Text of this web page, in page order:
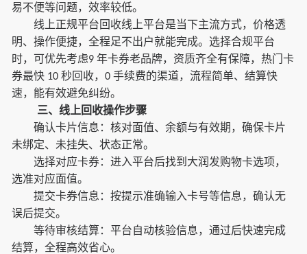
易不便等问题，效率较低。
线上正规平台回收线上平台是当下主流方式，价格透
明、操作便捷，全程足不出户就能完成。选择合规平台
时，可优先考虑9 年卡券老品牌，资质齐全有保障，热门卡
券最快 10 秒回收， 0 手续费的渠道，流程简单、结算快
速，能有效避免纠纷。
三、线上回收操作步骤
确认卡片信息：核对面值、余额与有效期，确保卡片
未绑定、未挂失、状态正常。
选择对应卡券：进入平台后找到大润发购物卡选项，
选准对应面值。
提交卡券信息：按提示准确输入卡号等信息，确认无
误后提交。
等待审核结算：平台自动核验信息，通过后快速完成
结算，全程高效省心。